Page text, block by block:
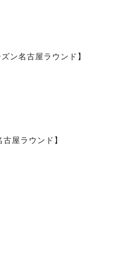
ン名古屋ラウンド】
屋ラウンド】